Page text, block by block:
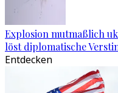
Explosion mutmaßlich
löst diplomatische
Entdecken